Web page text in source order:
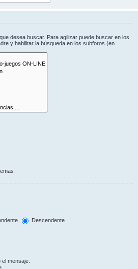
desea buscar. Para agilizar puede buscar en los
y habilitar la búsqueda en los subforos (en
Descendente
mensaje.